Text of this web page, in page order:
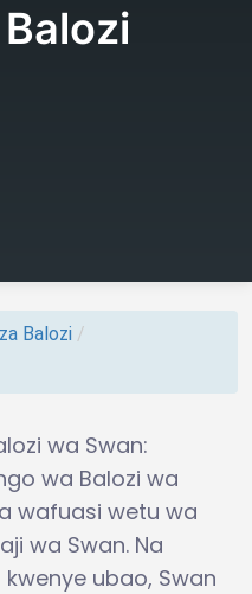
Balozi /
wa Swan:
wa Balozi wa
wafuasi wetu wa
wa Swan. Na
ubao, Swan